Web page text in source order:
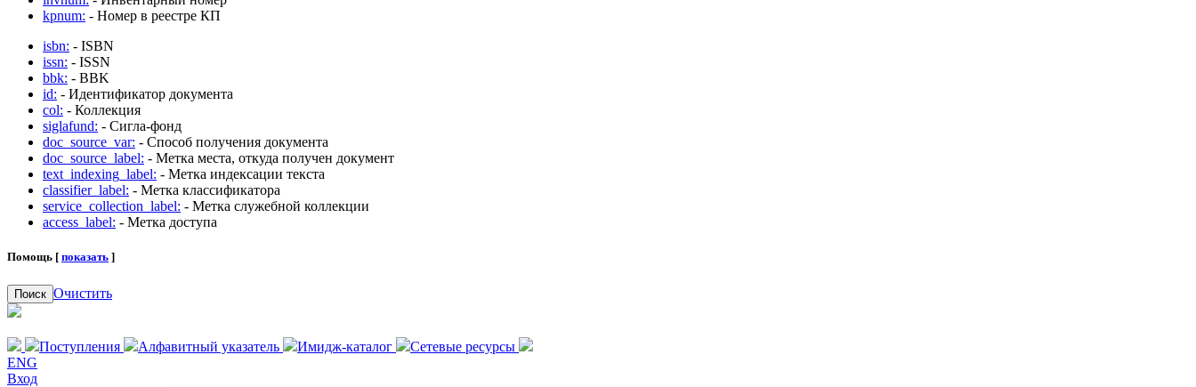
kpnum: - Номер в реестре КП
isbn: - ISBN
issn: - ISSN
bbk: - BBK
id: - Идентификатор документа
col: - Коллекция
siglafund: - Сигла-фонд
doc_source_var: - Способ получения документа
doc_source_label: - Метка места, откуда получен документ
text_indexing_label: - Метка индексации текста
classifier_label: - Метка классификатора
service_collection_label: - Метка служебной коллекции
access_label: - Метка доступа
Помощь [ показать ]
Поиск Очистить
Поступления Алфавитный указатель Имидж-каталог
Сетевые ресурсы
ENG
Вход